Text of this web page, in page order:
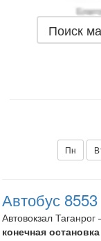
Поиск
Пн
Автобус 8553
Автовокзал
конечная остановка